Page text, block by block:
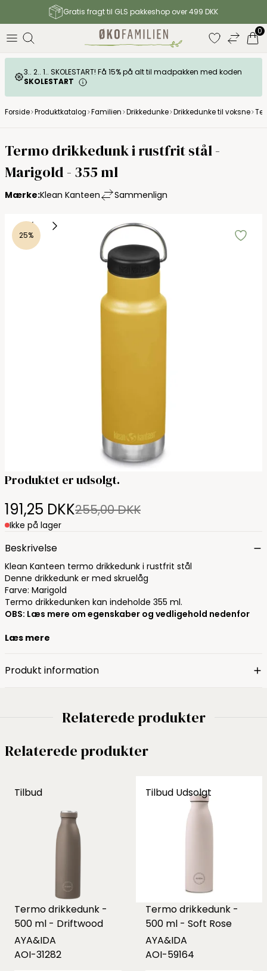
Gratis fragt til GLS pakkeshop over 499 DKK
0
3.. 2.. 1.. SKOLESTART! Få 15% på alt til madpakken med koden
SKOLESTART
Forside Produktkatalog Familien Drikkedunke Drikkedunke til voksne
Termo drikkedunk i rustfrit stål -
Marigold - 355 ml
Mærke:Klean Kanteen Sammenlign
25%
Produktet er udsolgt.
191,25 DKK255,00 DKK
Ikke på lager
Beskrivelse
Klean Kanteen termo drikkedunk i rustfrit stål
Denne drikkedunk er med skruelåg
Farve: Marigold
Termo drikkedunken kan indeholde 355 ml.
OBS: Læs mere om egenskaber og vedligehold nedenfor
Læs mere
Produkt information
Relaterede produkter
Relaterede produkter
Tilbud
Termo drikkedunk -
500 ml - Driftwood
AYA&IDA
AOI-31282
Tilbud Udsolgt
Termo drikkedunk -
500 ml - Soft Rose
AYA&IDA
AOI-59164